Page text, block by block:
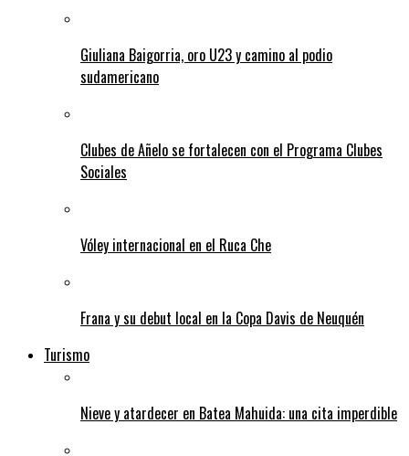
Giuliana Baigorria, oro U23 y camino al podio
sudamericano
Clubes de Añelo se fortalecen con el Programa Clubes
Sociales
Vóley internacional en el Ruca Che
Frana y su debut local en la Copa Davis de Neuquén
Turismo
Nieve y atardecer en Batea Mahuida: una cita imperdible